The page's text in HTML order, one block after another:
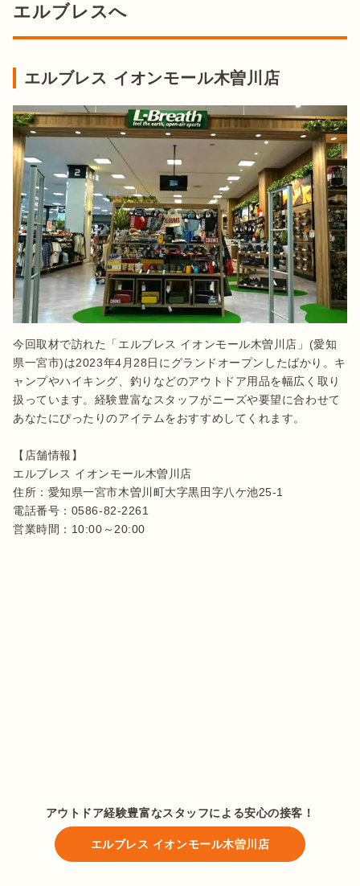
エルブレスへ
エルブレス イオンモール木曽川店
今回取材で訪れた「エルブレス イオンモール木曽川店」(愛知
県一宮市)は2023年4月28日にグランドオープンしたばかり。キ
ャンプやハイキング、釣りなどのアウトドア用品を幅広く取り
扱っています。経験豊富なスタッフがニーズや要望に合わせて
あなたにぴったりのアイテムをおすすめしてくれます。
【店舗情報】
エルブレス イオンモール木曽川店
住所：愛知県一宮市木曽川町大字黒田字八ケ池25-1
電話番号：0586-82-2261
営業時間：10:00～20:00
アウトドア経験豊富なスタッフによる安心の接客！
エルブレス イオンモール木曽川店